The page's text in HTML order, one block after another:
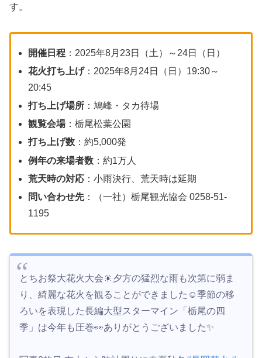
す。
開催日程 ：2025年8月23日（土）～24日（日）
花火打ち上げ：2025年8月24日（日）19:30～
20:45
打ち上げ場所 ：鳩峰・タカ待場
観覧会場：栃尾松葉公園
打ち上げ数 ：約5,000発
例年の来場者数 ：約1万人
荒天時の対応 ：小雨決行、荒天時は延期
問い合わせ先：（一社）栃尾観光協会 0258-51-
1195
とちお祭大花火大会🎇夕方の猛烈な雨も次第に弱ま
り、綺麗な花火を観ることができました☺️季節の移
ろいを表現した長編大型スターマイン「栃尾の四
季」は今年も圧巻👀ありがとうございました✨